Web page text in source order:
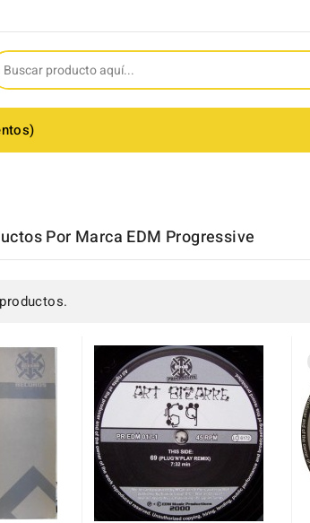
Por Marca EDM Progressive